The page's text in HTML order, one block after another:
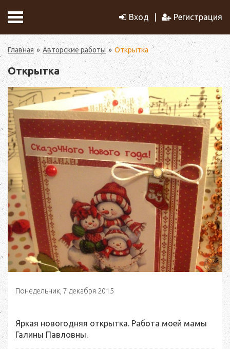
Вход Регистрация
Главная Авторские работы Открытка
Открытка
Понедельник, 7 декабря 2015
Яркая новогодняя открытка. Работа моей мамы
Галины Павловны.